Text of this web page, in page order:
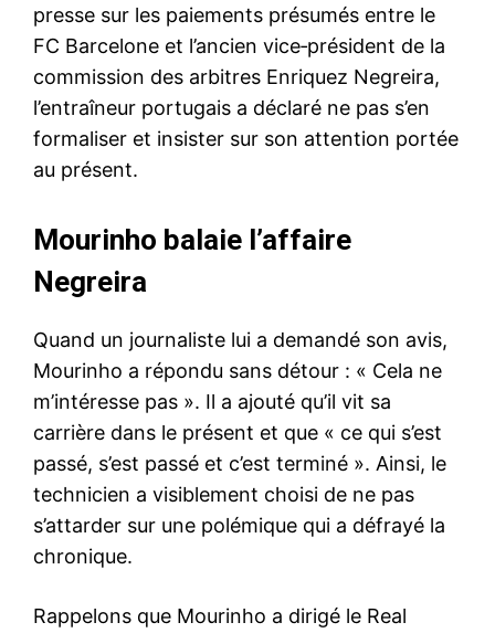
presse sur les paiements présumés entre le
FC Barcelone et l’ancien vice‑président de la
commission des arbitres Enriquez Negreira,
l’entraîneur portugais a déclaré ne pas s’en
formaliser et insister sur son attention portée
au présent.
Mourinho balaie l’affaire
Negreira
Quand un journaliste lui a demandé son avis,
Mourinho a répondu sans détour : « Cela ne
m’intéresse pas ». Il a ajouté qu’il vit sa
carrière dans le présent et que « ce qui s’est
passé, s’est passé et c’est terminé ». Ainsi, le
technicien a visiblement choisi de ne pas
s’attarder sur une polémique qui a défrayé la
chronique.
Rappelons que Mourinho a dirigé le Real